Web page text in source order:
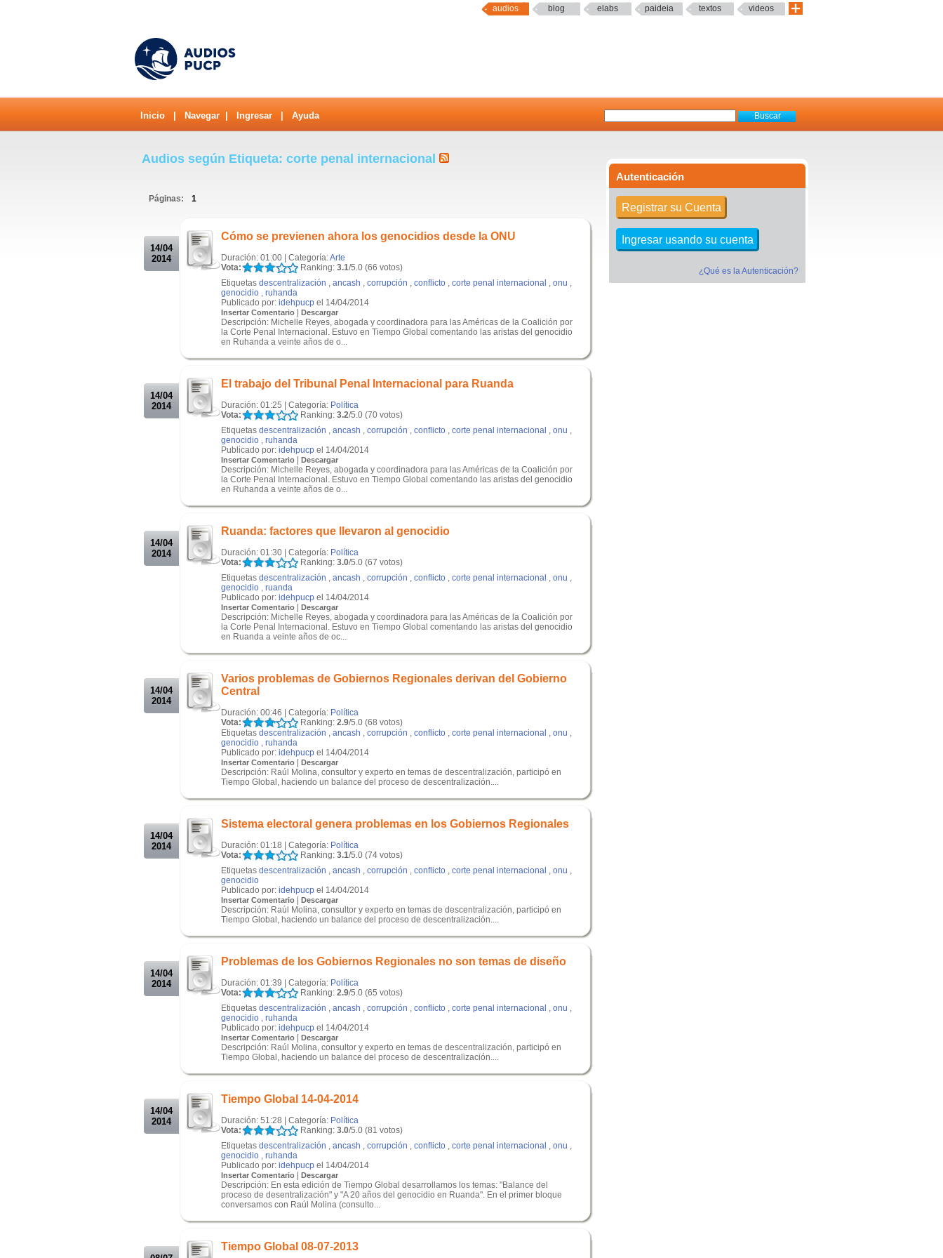
audios blog elabs paideia textos videos
Inicio Navegar Ingresar Ayuda
Autenticación
Registrar su Cuenta
Ingresar usando su cuenta
¿Qué es la Autenticación?
Audios según Etiqueta: corte penal internacional
Páginas: 1
14/04
2014
Cómo se previenen ahora los genocidios desde la ONU
Duración: 01:00 | Categoría:Arte
Vota:
Ranking: 3.1/5.0 (66 votos)
Etiquetas descentralización , ancash , corrupción , conflicto , corte penal internacional , onu ,
genocidio , ruhanda
Publicado por: idehpucp el 14/04/2014
Insertar Comentario | Descargar
Descripción: Michelle Reyes, abogada y coordinadora para las Américas de la Coalición por
la Corte Penal Internacional. Estuvo en Tiempo Global comentando las aristas del genocidio
en Ruhanda a veinte años de o...
14/04
2014
El trabajo del Tribunal Penal Internacional para Ruanda
Duración: 01:25 | Categoría: Política
Vota:
Ranking: 3.2/5.0 (70 votos)
Etiquetas descentralización , ancash , corrupción , conflicto , corte penal internacional , onu ,
genocidio , ruhanda
Publicado por: idehpucp el 14/04/2014
Insertar Comentario | Descargar
Descripción: Michelle Reyes, abogada y coordinadora para las Américas de la Coalición por
la Corte Penal Internacional. Estuvo en Tiempo Global comentando las aristas del genocidio
en Ruhanda a veinte años de o...
14/04
2014
Ruanda: factores que llevaron al genocidio
Duración: 01:30 | Categoría: Política
Vota:
Ranking: 3.0/5.0 (67 votos)
Etiquetas descentralización , ancash , corrupción , conflicto , corte penal internacional , onu ,
genocidio , ruanda
Publicado por: idehpucp el 14/04/2014
Insertar Comentario | Descargar
Descripción: Michelle Reyes, abogada y coordinadora para las Américas de la Coalición por
la Corte Penal Internacional. Estuvo en Tiempo Global comentando las aristas del genocidio
en Ruanda a veinte años de oc...
14/04
2014
Varios problemas de Gobiernos Regionales derivan del Gobierno
Central
Duración: 00:46 | Categoría: Política
Vota:
Ranking: 2.9/5.0 (68 votos)
Etiquetas descentralización , ancash , corrupción , conflicto , corte penal internacional , onu ,
genocidio , ruhanda
Publicado por: idehpucp el 14/04/2014
Insertar Comentario | Descargar
Descripción: Raúl Molina, consultor y experto en temas de descentralización, participó en
Tiempo Global, haciendo un balance del proceso de descentralización....
14/04
2014
Sistema electoral genera problemas en los Gobiernos Regionales
Duración: 01:18 | Categoría: Política
Vota:
Ranking: 3.1/5.0 (74 votos)
Etiquetas descentralización , ancash , corrupción , conflicto , corte penal internacional , onu ,
genocidio
Publicado por: idehpucp el 14/04/2014
Insertar Comentario | Descargar
Descripción: Raúl Molina, consultor y experto en temas de descentralización, participó en
Tiempo Global, haciendo un balance del proceso de descentralización....
14/04
2014
Problemas de los Gobiernos Regionales no son temas de diseño
Duración: 01:39 | Categoría: Política
Vota:
Ranking: 2.9/5.0 (65 votos)
Etiquetas descentralización , ancash , corrupción , conflicto , corte penal internacional , onu ,
genocidio , ruhanda
Publicado por: idehpucp el 14/04/2014
Insertar Comentario | Descargar
Descripción: Raúl Molina, consultor y experto en temas de descentralización, participó en
Tiempo Global, haciendo un balance del proceso de descentralización....
14/04
2014
Tiempo Global 14-04-2014
Duración: 51:28 | Categoría: Política
Vota:
Ranking: 3.0/5.0 (81 votos)
Etiquetas descentralización , ancash , corrupción , conflicto , corte penal internacional , onu ,
genocidio , ruhanda
Publicado por: idehpucp el 14/04/2014
Insertar Comentario | Descargar
Descripción: En esta edición de Tiempo Global desarrollamos los temas: "Balance del
proceso de desentralización" y "A 20 años del genocidio en Ruanda". En el primer bloque
conversamos con Raúl Molina (consulto...
Tiempo Global 08-07-2013